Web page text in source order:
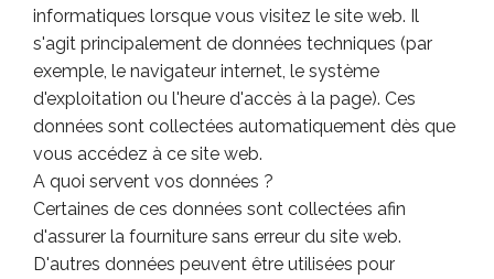
informatiques lorsque vous visitez le site web. Il
s'agit principalement de données techniques (par
exemple, le navigateur internet, le système
d'exploitation ou l'heure d'accès à la page). Ces
données sont collectées automatiquement dès que
vous accédez à ce site web.
A quoi servent vos données ?
Certaines de ces données sont collectées afin
d'assurer la fourniture sans erreur du site web.
D'autres données peuvent être utilisées pour